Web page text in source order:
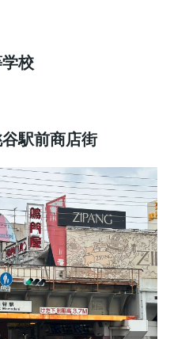
校
駅前商店街